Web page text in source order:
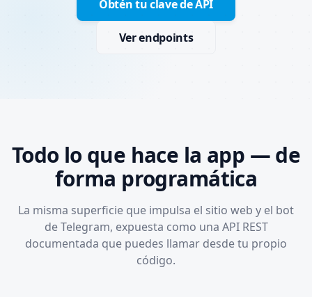
Obtén tu clave de API
Ver endpoints
Todo lo que hace la app — de
forma programática
La misma superficie que impulsa el sitio web y el bot
de Telegram, expuesta como una API REST
documentada que puedes llamar desde tu propio
código.